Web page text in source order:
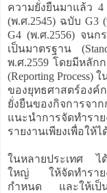
ความยั่งยืนมาแล้ว
(พ.ศ.2545) ฉบับ G3
G4 (พ.ศ.2556) จนก
เป็นมาตรฐาน
พ.ศ.2559 โดยมีหลัก
(Reporting
ของยุทธศาสตร์องค์
ยั่งยืนของกิจการจ
แนะนำการจัดทำรา
รายงานเพียงเพื่อให้
ในหลายประเทศ ไ
ใหญ่ ให้จัดทำราย
กำหนด และให้เป็